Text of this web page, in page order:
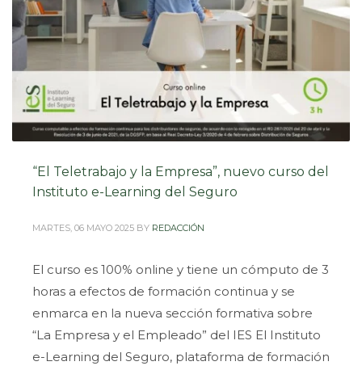
“El Teletrabajo y la Empresa”, nuevo curso del
Instituto e-Learning del Seguro
MARTES, 06 MAYO 2025 BY REDACCIÓN
El curso es 100% online y tiene un cómputo de 3
horas a efectos de formación continua y se
enmarca en la nueva sección formativa sobre
“La Empresa y el Empleado” del IES El Instituto
e-Learning del Seguro, plataforma de formación